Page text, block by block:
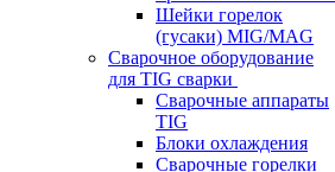
Шейки горелок
(гусаки) MIG/MAG
Сварочное оборудование
для TIG сварки
Сварочные аппараты
TIG
Блоки охлаждения
Сварочные горелки